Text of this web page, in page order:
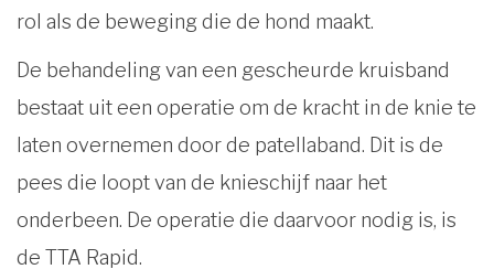
rol als de beweging die de hond maakt.
De behandeling van een gescheurde kruisband
bestaat uit een operatie om de kracht in de knie te
laten overnemen door de patellaband. Dit is de
pees die loopt van de knieschijf naar het
onderbeen. De operatie die daarvoor nodig is, is
de TTA Rapid.